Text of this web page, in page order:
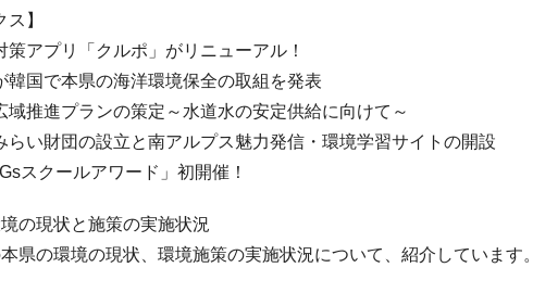
】
アプリ「クルポ」がリニューアル！
国で本県の海洋環境保全の取組を発表
推進プランの策定～水道水の安定供給に向けて～
い財団の設立と南アルプス魅力発信・環境学習サイトの開設
スクールアワード」初開催！
境の現状と施策の実施状況
県の環境の現状、環境施策の実施状況について、紹介しています。